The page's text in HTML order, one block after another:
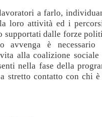
a farlo,
loro attività ed i
supportati dalle forze
avvenga è
alla coalizione
nella fase della
stretto contatto con chi